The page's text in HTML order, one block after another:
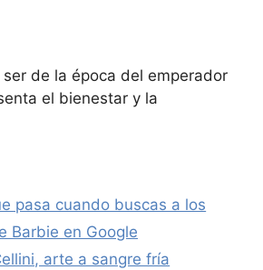
de la época del emperador
el bienestar y la
pasa cuando buscas a los
Barbie en Google
arte a sangre fría